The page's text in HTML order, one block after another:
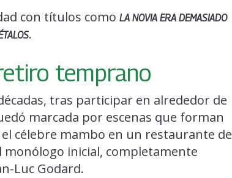
con títulos como LA NOVIA ERA DEMASIADO
.
temprano
tras participar en alrededor de
marcada por escenas que forman
célebre mambo en un restaurante de
monólogo inicial, completamente
Luc Godard.